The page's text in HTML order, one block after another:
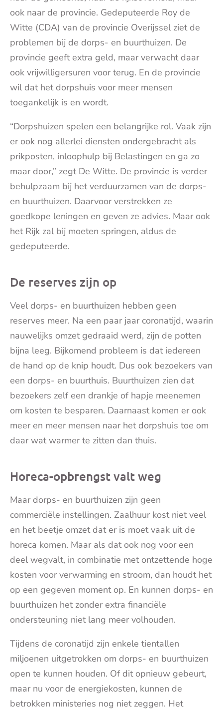
ook naar de provincie. Gedeputeerde Roy de
Witte (CDA) van de provincie Overijssel ziet de
problemen bij de dorps- en buurthuizen. De
provincie geeft extra geld, maar verwacht daar
ook vrijwilligersuren voor terug. En de provincie
wil dat het dorpshuis voor meer mensen
toegankelijk is en wordt.
“Dorpshuizen spelen een belangrijke rol. Vaak zijn
er ook nog allerlei diensten ondergebracht als
prikposten, inloophulp bij Belastingen en ga zo
maar door,” zegt De Witte. De provincie is verder
behulpzaam bij het verduurzamen van de dorps-
en buurthuizen. Daarvoor verstrekken ze
goedkope leningen en geven ze advies. Maar ook
het Rijk zal bij moeten springen, aldus de
gedeputeerde.
De reserves zijn op
Veel dorps- en buurthuizen hebben geen
reserves meer. Na een paar jaar coronatijd, waarin
nauwelijks omzet gedraaid werd, zijn de potten
bijna leeg. Bijkomend probleem is dat iedereen
de hand op de knip houdt. Dus ook bezoekers van
een dorps- en buurthuis. Buurthuizen zien dat
bezoekers zelf een drankje of hapje meenemen
om kosten te besparen. Daarnaast komen er ook
meer en meer mensen naar het dorpshuis toe om
daar wat warmer te zitten dan thuis.
Horeca-opbrengst valt weg
Maar dorps- en buurthuizen zijn geen
commerciële instellingen. Zaalhuur kost niet veel
en het beetje omzet dat er is moet vaak uit de
horeca komen. Maar als dat ook nog voor een
deel wegvalt, in combinatie met ontzettende hoge
kosten voor verwarming en stroom, dan houdt het
op een gegeven moment op. En kunnen dorps- en
buurthuizen het zonder extra financiële
ondersteuning niet lang meer volhouden.
Tijdens de coronatijd zijn enkele tientallen
miljoenen uitgetrokken om dorps- en buurthuizen
open te kunnen houden. Of dit opnieuw gebeurt,
maar nu voor de energiekosten, kunnen de
betrokken ministeries nog niet zeggen. Het